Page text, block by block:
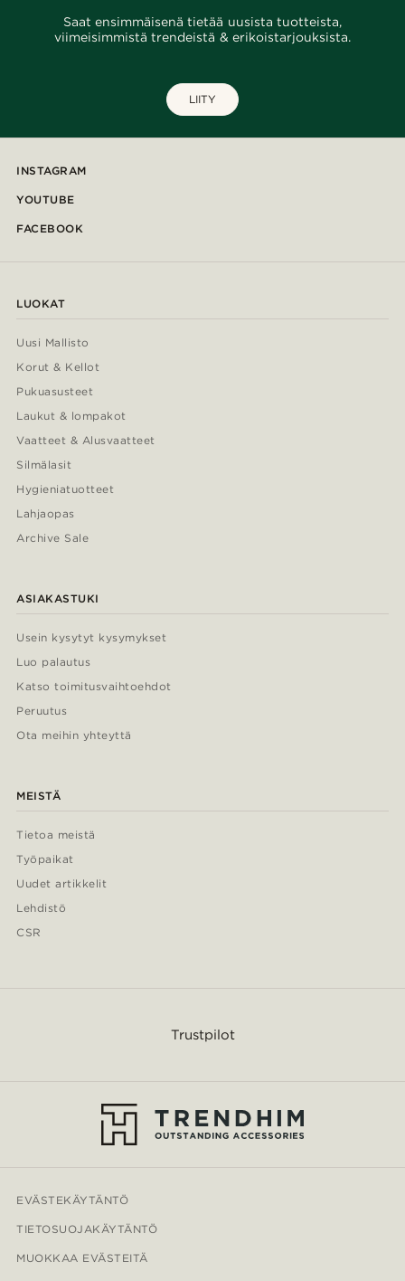
Saat ensimmäisenä tietää uusista tuotteista,
viimeisimmistä trendeistä & erikoistarjouksista.
LIITY
INSTAGRAM
YOUTUBE
FACEBOOK
LUOKAT
Uusi Mallisto
Korut & Kellot
Pukuasusteet
Laukut & lompakot
Vaatteet & Alusvaatteet
Silmälasit
Hygieniatuotteet
Lahjaopas
Archive Sale
ASIAKASTUKI
Usein kysytyt kysymykset
Luo palautus
Katso toimitusvaihtoehdot
Peruutus
Ota meihin yhteyttä
MEISTÄ
Tietoa meistä
Työpaikat
Uudet artikkelit
Lehdistö
CSR
Trustpilot
EVÄSTEKÄYTÄNTÖ
TIETOSUOJAKÄYTÄNTÖ
MUOKKAA EVÄSTEITÄ